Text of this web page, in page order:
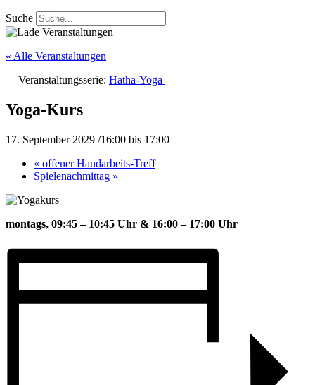
Suche
« Alle Veranstaltungen
Veranstaltungsserie: Hatha-Yoga
Yoga-Kurs
17. September 2029 /16:00 bis 17:00
« offener Handarbeits-Treff
Spielenachmittag »
montags, 09:45 – 10:45 Uhr & 16:00 – 17:00 Uhr